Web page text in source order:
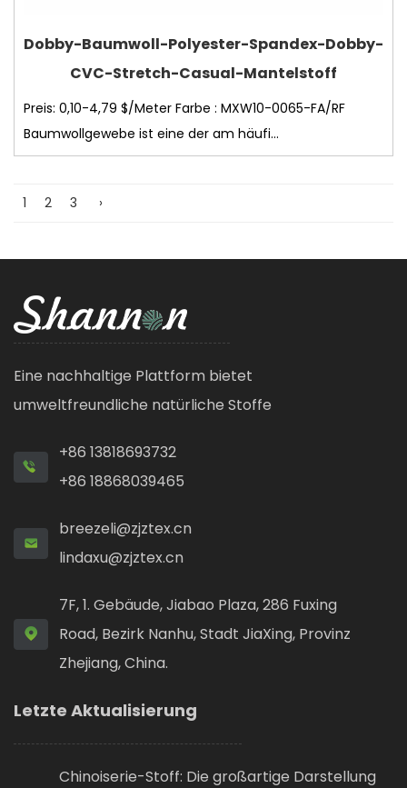
Dobby-Baumwoll-Polyester-Spandex-Dobby-
CVC-Stretch-Casual-Mantelstoff
Preis: 0,10-4,79 $/Meter Farbe : MXW10-0065-FA/RF
Baumwollgewebe ist eine der am häufi...
1 2 3 ›
Eine nachhaltige Plattform bietet
umweltfreundliche natürliche Stoffe
+86 13818693732
+86 18868039465
breezeli@zjztex.cn
lindaxu@zjztex.cn
7F, 1. Gebäude, Jiabao Plaza, 286 Fuxing
Road, Bezirk Nanhu, Stadt JiaXing, Provinz
Zhejiang, China.
Letzte Aktualisierung
Chinoiserie-Stoff: Die großartige Darstellung